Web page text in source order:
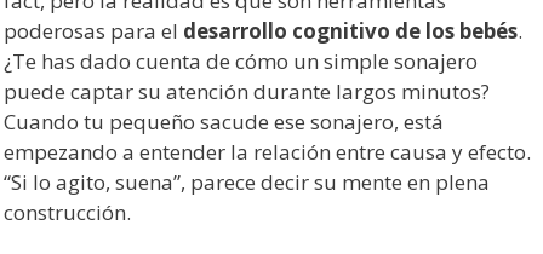
poderosas para el desarrollo cognitivo de los bebés.
¿Te has dado cuenta de cómo un simple sonajero
puede captar su atención durante largos minutos?
Cuando tu pequeño sacude ese sonajero, está
empezando a entender la relación entre causa y efecto.
“Si lo agito, suena”, parece decir su mente en plena
construcción.